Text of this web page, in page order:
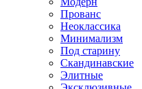
Прованс
Неоклассика
Минимализм
Под старину
Скандинавские
Элитные